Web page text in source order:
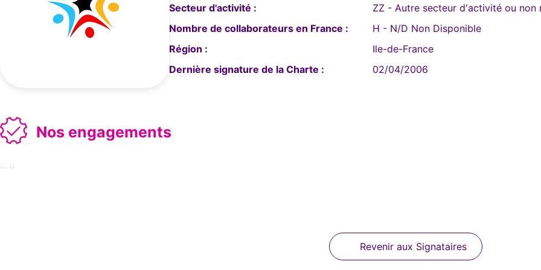
Secteur d'activité :
ZZ - Autre secteur d'activité ou non
Nombre de collaborateurs en France :
H - N/D Non Disponible
Région :
Ile-de-France
Dernière signature de la Charte :
02/04/2006
Nos engagements
Revenir aux Signataires